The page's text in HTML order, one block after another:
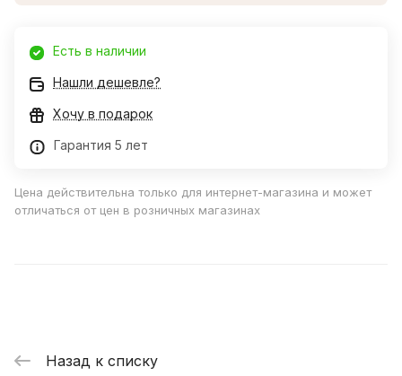
Есть в наличии
Нашли дешевле?
Хочу в подарок
Гарантия 5 лет
Цена действительна только для интернет-магазина и может
отличаться от цен в розничных магазинах
Назад к списку